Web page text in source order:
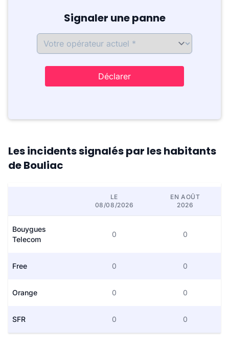
Signaler une panne
Déclarer
Les incidents signalés par les habitants
de Bouliac
LE
08/08/2026
EN AOÛT
2026
Bouygues
Telecom
0 0
Free 0 0
Orange 0 0
SFR 0 0